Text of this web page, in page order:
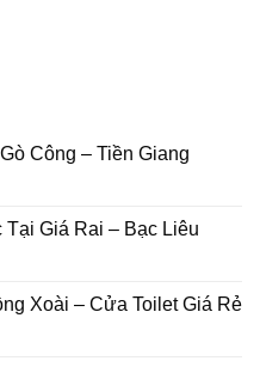
Công – Tiền Giang
Giá Rai – Bạc Liêu
Xoài – Cửa Toilet Giá Rẻ